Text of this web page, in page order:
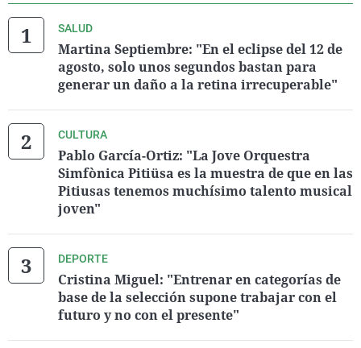
SALUD
Martina Septiembre: "En el eclipse del 12 de
agosto, solo unos segundos bastan para
generar un daño a la retina irrecuperable"
CULTURA
Pablo García-Ortiz: "La Jove Orquestra
Simfònica Pitiüsa es la muestra de que en las
Pitiusas tenemos muchísimo talento musical
joven"
DEPORTE
Cristina Miguel: "Entrenar en categorías de
base de la selección supone trabajar con el
futuro y no con el presente"